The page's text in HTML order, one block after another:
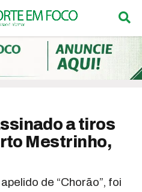
a tiros
Mestrinho,
de “Chorão”, foi